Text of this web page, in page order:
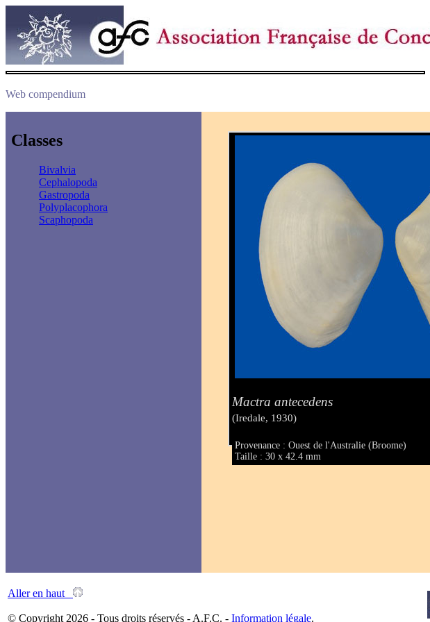
Web compendium
Classes
Bivalvia
Cephalopoda
Gastropoda
Polyplacophora
Scaphopoda
Mactra antecedens
(Iredale, 1930)
Provenance : Ouest de l'Australie (Broome)
Taille : 30 x 42.4 mm
Aller en haut
© Copyright 2026 - Tous droits réservés - A.F.C. - Information légale.